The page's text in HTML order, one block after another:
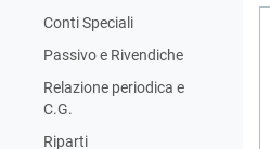
Conti Speciali
Passivo e Rivendiche
Relazione periodica e
C.G.
Riparti